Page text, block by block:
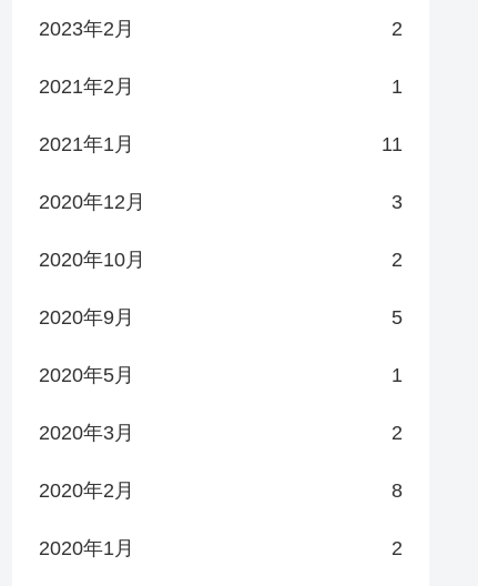
2023年2月 2
2021年2月 1
2021年1月 11
2020年12月 3
2020年10月 2
2020年9月 5
2020年5月 1
2020年3月 2
2020年2月 8
2020年1月 2